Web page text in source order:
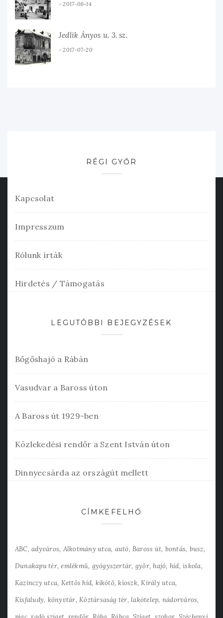
2017-06-14
Jedlik Ányos u. 3. sz.
2017-07-20
RÉGI GYŐR
Kapcsolat
Impresszum
Rólunk írták
Hirdetés / Támogatás
LEGUTÓBBI BEJEGYZÉSEK
Bőgőshajó a Rábán
Vasudvar a Baross úton
A Baross út 1929-ben
Közlekedési rendőr a Szent István úton
Dinnyecsárda az országút mellett
CÍMKEFELHŐ
ABC adyváros Alkotmány utca autó Baross út bontás busz
Dunakapu tér emlékmű gyógyszertár győr hajó híd iskola
Kazinczy utca Kettős híd kikötő kioszk Király utca
Kisfaludy könyvtár Köztársaság tér lakótelep nádorváros